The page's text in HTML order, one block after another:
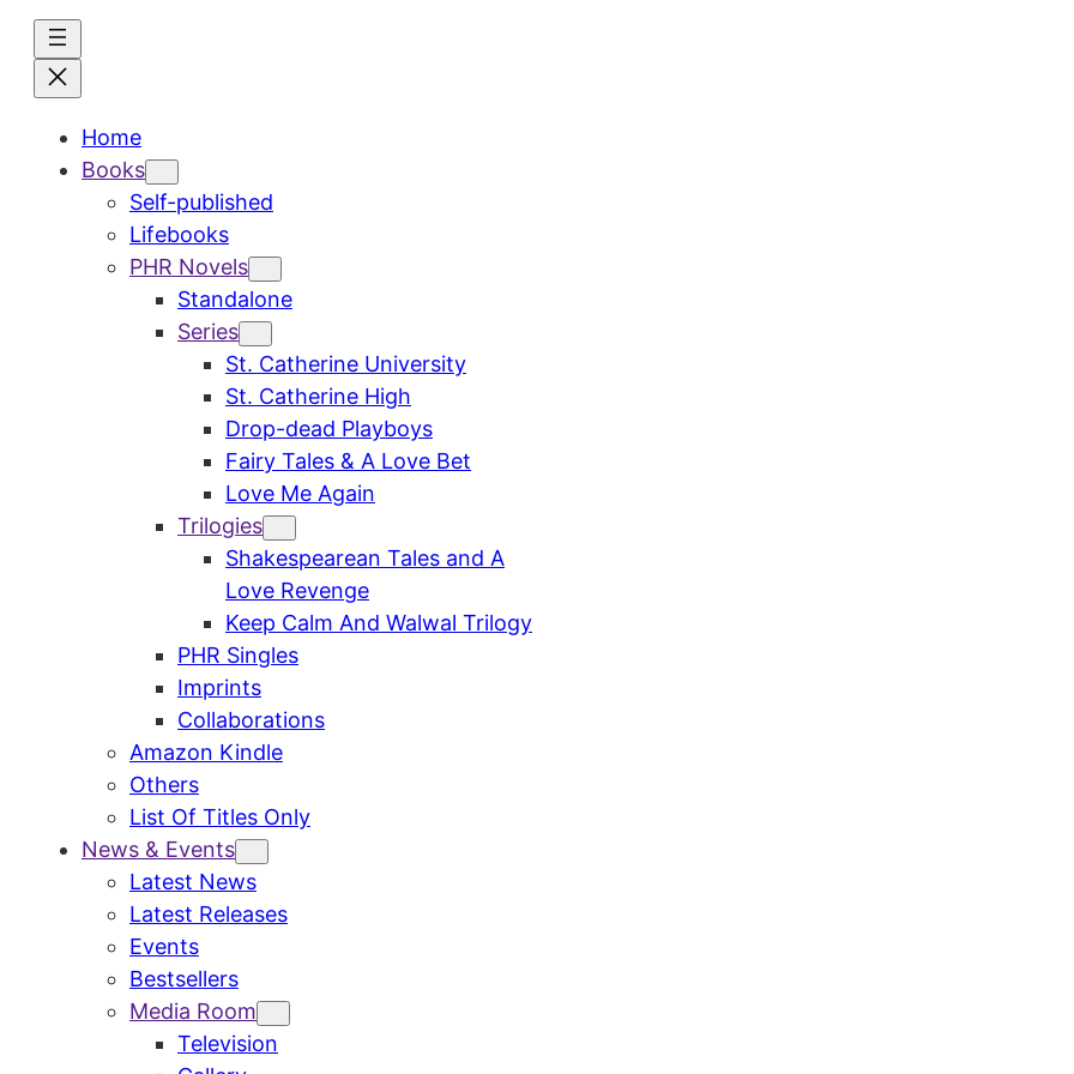
Skip
content
Home
Books
Self-published
Lifebooks
PHR Novels
Standalone
Series
St. Catherine University
St. Catherine High
Drop-dead Playboys
Fairy Tales & A Love Bet
Love Me Again
Trilogies
Shakespearean Tales and A
Love Revenge
Keep Calm And Walwal Trilogy
PHR Singles
Imprints
Collaborations
Amazon Kindle
Others
List Of Titles Only
News & Events
Latest News
Latest Releases
Events
Bestsellers
Media Room
Television